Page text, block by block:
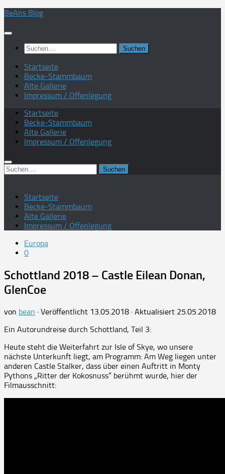
Zum
springen
BeAns Blog
Suchen
nach:
Startseite
Becke-Stammbaum
Alte Gallerie
Impressum / Offenlegung
Startseite
Becke-Stammbaum
Alte Gallerie
Impressum / Offenlegung
Suchen
nach:
Startseite
Becke-Stammbaum
Alte Gallerie
Impressum / Offenlegung
Europa
0
Schottland 2018 – Castle Eilean Donan,
GlenCoe
von bean · Veröffentlicht 13.05.2018 · Aktualisiert 25.05.2018
Ein Autorundreise durch Schottland, Teil 3:
Heute steht die Weiterfahrt zur Isle of Skye, wo unsere
nächste Unterkunft liegt, am Programm: Am Weg liegen unter
anderen Castle Stalker, dass über einen Auftritt in Monty
Pythons „Ritter der Kokosnuss“ berühmt wurde, hier der
Filmausschnitt: